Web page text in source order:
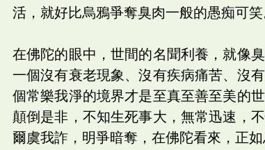
活，就好比烏鴉爭奪臭肉一般的愚痴可笑
在佛陀的眼中，世間的名聞利養，就像
一個沒有衰老現象、沒有疾病痛苦、沒
個常樂我淨的境界才是至真至善至美的
顛倒是非，不知生死事大，無常迅速，
爾虞我詐，明爭暗奪，在佛陀看來，正